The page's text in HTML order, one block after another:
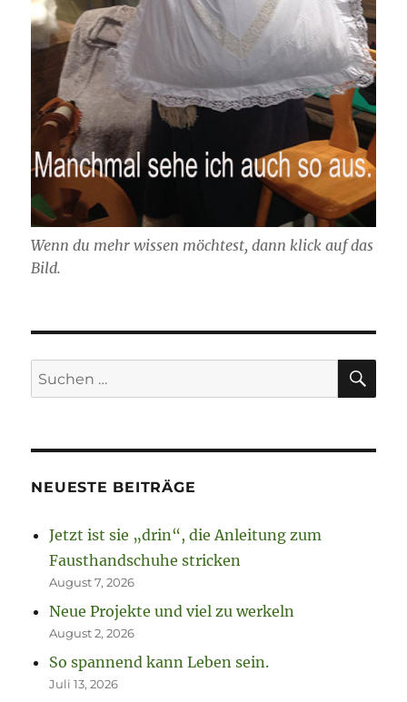
Wenn du mehr wissen möchtest, dann klick auf das
Bild.
Suchen
nach:
NEUESTE BEITRÄGE
Jetzt ist sie „drin“, die Anleitung zum
Fausthandschuhe stricken
August 7, 2026
Neue Projekte und viel zu werkeln
August 2, 2026
So spannend kann Leben sein.
Juli 13, 2026